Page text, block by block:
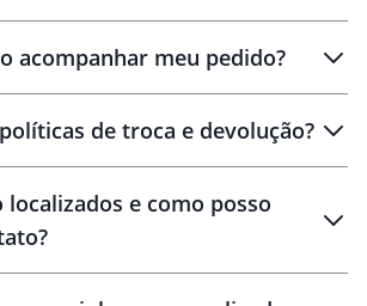
amostras
acompanhar meu pedido?
de troca e devolução?
localizados e como posso